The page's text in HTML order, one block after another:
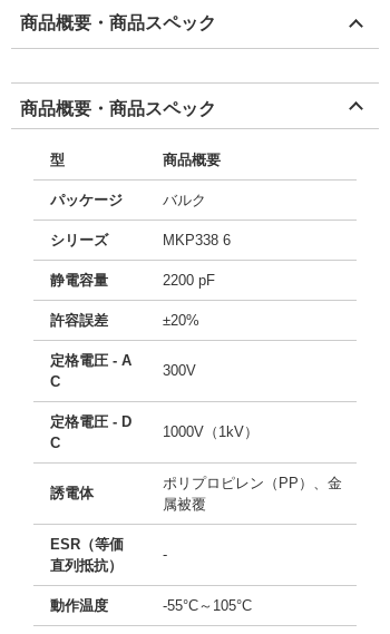
商品概要・商品スペック
商品概要・商品スペック
型 商品概要
パッケージ バルク
シリーズ MKP338 6
静電容量 2200 pF
許容誤差 ±20%
定格電圧 - A
C
300V
定格電圧 - D
C
1000V（1kV）
誘電体
ポリプロピレン（PP）、金
属被覆
ESR（等価
直列抵抗）
-
動作温度 -55°C～105°C